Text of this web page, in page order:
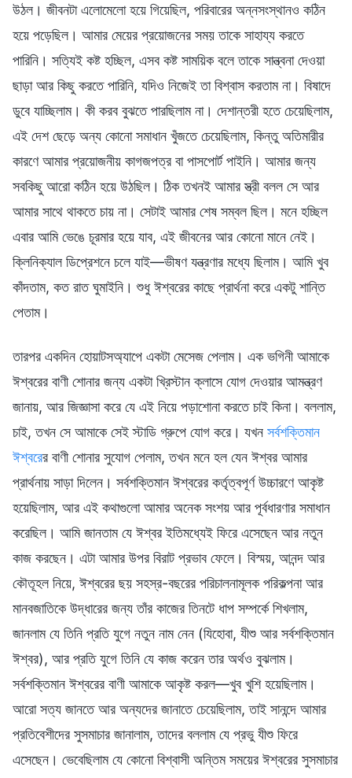
উঠল। জীবনটা এলোমেলো হয়ে গিয়েছিল, পরিবারের অন্নসংস্থানও কঠিন
হয়ে পড়েছিল। আমার মেয়ের প্রয়োজনের সময় তাকে সাহায্য করতে
পারিনি। সত্যিই কষ্ট হচ্ছিল, এসব কষ্ট সাময়িক বলে তাকে সান্ত্বনা দেওয়া
ছাড়া আর কিছু করতে পারিনি, যদিও নিজেই তা বিশ্বাস করতাম না। বিষাদে
ডুবে যাচ্ছিলাম। কী করব বুঝতে পারছিলাম না। দেশান্তরী হতে চেয়েছিলাম,
এই দেশ ছেড়ে অন্য কোনো সমাধান খুঁজতে চেয়েছিলাম, কিন্তু অতিমারীর
কারণে আমার প্রয়োজনীয় কাগজপত্র বা পাসপোর্ট পাইনি। আমার জন্য
সবকিছু আরো কঠিন হয়ে উঠছিল। ঠিক তখনই আমার স্ত্রী বলল সে আর
আমার সাথে থাকতে চায় না। সেটাই আমার শেষ সম্বল ছিল। মনে হচ্ছিল
এবার আমি ভেঙে চূরমার হয়ে যাব, এই জীবনের আর কোনো মানে নেই।
ক্লিনিক্যাল ডিপ্রেশনে চলে যাই—ভীষণ যন্ত্রণার মধ্যে ছিলাম। আমি খুব
কাঁদতাম, কত রাত ঘুমাইনি। শুধু ঈশ্বরের কাছে প্রার্থনা করে একটু শান্তি
পেতাম।
তারপর একদিন হোয়াটসঅ্যাপে একটা মেসেজ পেলাম। এক ভগিনী আমাকে
ঈশ্বরের বাণী শোনার জন্য একটা খ্রিস্টান ক্লাসে যোগ দেওয়ার আমন্ত্রণ
জানায়, আর জিজ্ঞাসা করে যে এই নিয়ে পড়াশোনা করতে চাই কিনা। বললাম,
চাই, তখন সে আমাকে সেই স্টাডি গ্রুপে যোগ করে। যখন সর্বশক্তিমান
ঈশ্বরের বাণী শোনার সুযোগ পেলাম, তখন মনে হল যেন ঈশ্বর আমার
প্রার্থনায় সাড়া দিলেন। সর্বশক্তিমান ঈশ্বরের কর্তৃত্বপূর্ণ উচ্চারণে আকৃষ্ট
হয়েছিলাম, আর এই কথাগুলো আমার অনেক সংশয় আর পূর্বধারণার সমাধান
করেছিল। আমি জানতাম যে ঈশ্বর ইতিমধ্যেই ফিরে এসেছেন আর নতুন
কাজ করছেন। এটা আমার উপর বিরাট প্রভাব ফেলে। বিস্ময়, আনন্দ আর
কৌতূহল নিয়ে, ঈশ্বরের ছয় সহস্র-বছরের পরিচালনামূলক পরিকল্পনা আর
মানবজাতিকে উদ্ধারের জন্য তাঁর কাজের তিনটে ধাপ সম্পর্কে শিখলাম,
জানলাম যে তিনি প্রতি যুগে নতুন নাম নেন (যিহোবা, যীশু আর সর্বশক্তিমান
ঈশ্বর), আর প্রতি যুগে তিনি যে কাজ করেন তার অর্থও বুঝলাম।
সর্বশক্তিমান ঈশ্বরের বাণী আমাকে আকৃষ্ট করল—খুব খুশি হয়েছিলাম।
আরো সত্য জানতে আর অন্যদের জানাতে চেয়েছিলাম, তাই সানন্দে আমার
প্রতিবেশীদের সুসমাচার জানালাম, তাদের বললাম যে প্রভু যীশু ফিরে
এসেছেন। ভেবেছিলাম যে কোনো বিশ্বাসী অন্তিম সময়ের ঈশ্বরের সুসমাচার